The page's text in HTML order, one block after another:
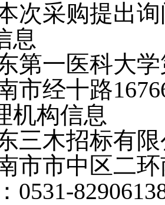
次采购提出
息
第一医科大
市经十路
机构信息
三木招标有
市市中区二
0531-